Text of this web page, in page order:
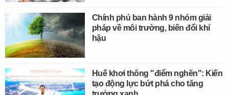
Chính phủ ban hành 9 nhóm giải
pháp về môi trường, biến đổi khí
hậu
Huế khơi thông "điểm nghẽn": Kiến
tạo động lực bứt phá cho tăng